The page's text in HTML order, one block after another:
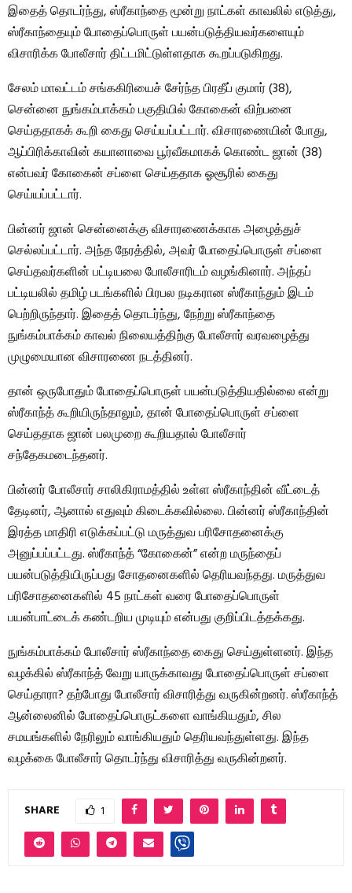
இதைத் தொடர்ந்து, ஸ்ரீகாந்தை மூன்று நாட்கள் காவலில் எடுத்து,
ஸ்ரீகாந்தையும் போதைப்பொருள் பயன்படுத்தியவர்களையும்
விசாரிக்க போலீசார் திட்டமிட்டுள்ளதாக கூறப்படுகிறது.
சேலம் மாவட்டம் சங்ககிரியைச் சேர்ந்த பிரதீப் குமார் (38),
சென்னை நுங்கம்பாக்கம் பகுதியில் கோகைன் விற்பனை
செய்ததாகக் கூறி கைது செய்யப்பட்டார். விசாரணையின் போது, ​​
ஆப்பிரிக்காவின் கயானாவை பூர்வீகமாகக் கொண்ட ஜான் (38)
என்பவர் கோகைன் சப்ளை செய்ததாக ஓசூரில் கைது
செய்யப்பட்டார்.
பின்னர் ஜான் சென்னைக்கு விசாரணைக்காக அழைத்துச்
செல்லப்பட்டார். அந்த நேரத்தில், அவர் போதைப்பொருள் சப்ளை
செய்தவர்களின் பட்டியலை போலீசாரிடம் வழங்கினார். அந்தப்
பட்டியலில் தமிழ் படங்களில் பிரபல நடிகரான ஸ்ரீகாந்தும் இடம்
பெற்றிருந்தார். இதைத் தொடர்ந்து, நேற்று ஸ்ரீகாந்தை
நுங்கம்பாக்கம் காவல் நிலையத்திற்கு போலீசார் வரவழைத்து
முழுமையான விசாரணை நடத்தினர்.
தான் ஒருபோதும் போதைப்பொருள் பயன்படுத்தியதில்லை என்று
ஸ்ரீகாந்த் கூறியிருந்தாலும், தான் போதைப்பொருள் சப்ளை
செய்ததாக ஜான் பலமுறை கூறியதால் போலீசார்
சந்தேகமடைந்தனர்.
பின்னர் போலீசார் சாலிகிராமத்தில் உள்ள ஸ்ரீகாந்தின் வீட்டைத்
தேடினர், ஆனால் எதுவும் கிடைக்கவில்லை. பின்னர் ஸ்ரீகாந்தின்
இரத்த மாதிரி எடுக்கப்பட்டு மருத்துவ பரிசோதனைக்கு
அனுப்பப்பட்டது. ஸ்ரீகாந்த் “கோகைன்” என்ற மருந்தைப்
பயன்படுத்தியிருப்பது சோதனைகளில் தெரியவந்தது. மருத்துவ
பரிசோதனைகளில் 45 நாட்கள் வரை போதைப்பொருள்
பயன்பாட்டைக் கண்டறிய முடியும் என்பது குறிப்பிடத்தக்கது.
நுங்கம்பாக்கம் போலீசார் ஸ்ரீகாந்தை கைது செய்துள்ளனர். இந்த
வழக்கில் ஸ்ரீகாந்த் வேறு யாருக்காவது போதைப்பொருள் சப்ளை
செய்தாரா? தற்போது போலீசார் விசாரித்து வருகின்றனர். ஸ்ரீகாந்த்
ஆன்லைனில் போதைப்பொருட்களை வாங்கியதும், சில
சமயங்களில் நேரிலும் வாங்கியதும் தெரியவந்துள்ளது. இந்த
வழக்கை போலீசார் தொடர்ந்து விசாரித்து வருகின்றனர்.
SHARE 1